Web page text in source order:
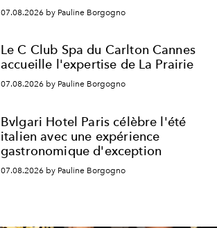
07.08.2026 by Pauline Borgogno
Le C Club Spa du Carlton Cannes
accueille l'expertise de La Prairie
07.08.2026 by Pauline Borgogno
Bvlgari Hotel Paris célèbre l'été
italien avec une expérience
gastronomique d'exception
07.08.2026 by Pauline Borgogno